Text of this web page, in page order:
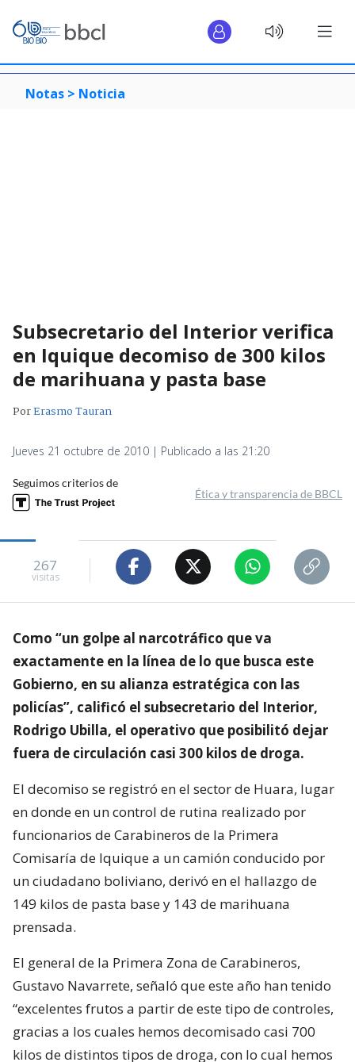
Notas > Noticia
Subsecretario del Interior verifica
en Iquique decomiso de 300 kilos
de marihuana y pasta base
PorErasmo Tauran
Jueves 21 octubre de 2010 | Publicado a las 21:20
Seguimos criterios de
Ética y transparencia de BBCL
267
visitas
Como “un golpe al narcotráfico que va
exactamente en la línea de lo que busca este
Gobierno, en su alianza estratégica con las
policías”, calificó el subsecretario del Interior,
Rodrigo Ubilla, el operativo que posibilitó dejar
fuera de circulación casi 300 kilos de droga.
El decomiso se registró en el sector de Huara, lugar
en donde en un control de rutina realizado por
funcionarios de Carabineros de la Primera
Comisaría de Iquique a un camión conducido por
un ciudadano boliviano, derivó en el hallazgo de
149 kilos de pasta base y 143 de marihuana
prensada.
El general de la Primera Zona de Carabineros,
Gustavo Navarrete, señaló que este año han tenido
“excelentes frutos a partir de este tipo de controles,
gracias a los cuales hemos decomisado casi 700
kilos de distintos tipos de droga, con lo cual hemos